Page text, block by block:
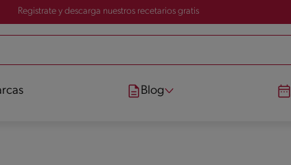
Registrate y descarga nuestros recetarios gratis
Blog